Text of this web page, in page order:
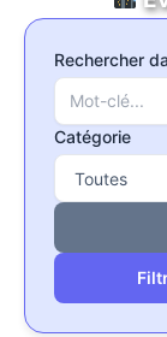
Rechercher
Catégorie